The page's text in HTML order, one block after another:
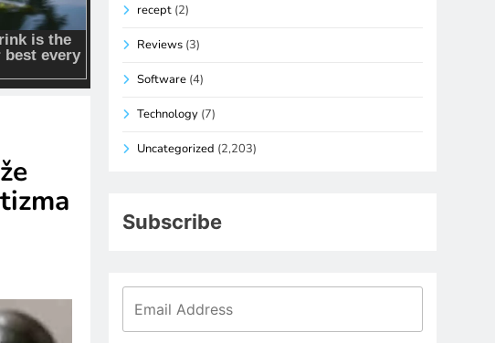
recept (2)
Reviews (3)
Software (4)
Technology (7)
Uncategorized (2,203)
Subscribe